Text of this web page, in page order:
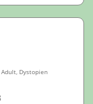
Dystopien